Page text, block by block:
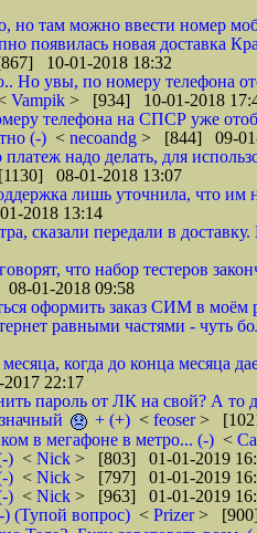
но там можно ввести номер
появилась новая доставка
10-01-2018 18:32
Но увы, по номеру телефона
Vampik > [934] 10-01-2018
телефона на СПСР уже
(-) < necoandg > [844] 09-01-
надо делать, для
08-01-2018 13:07
лишь уточнила, что
2018 13:14
сказали передали в
что набор тестеров
01-2018 09:58
оформить заказ СИМ в моём
равными частями - чуть
когда до конца месяца
22:17
пароль от ЛК на свой? А то
+ (+) < feoser>
в мегафоне в метро... (-) <
) < Nick > [803] 01-01-2019
) < Nick > [797] 01-01-2019
) < Nick > [963] 01-01-2019
) (Тупой вопрос) < Prizer>